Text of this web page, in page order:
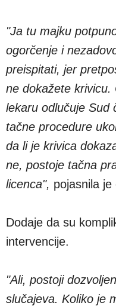
"Ja tu majku
ogorčenje i
preispitati, jer
ne dokažete krivicu.
lekaru odlučuje Sud
tačne procedure
da li je krivica
ne, postoje tačna
licenca", pojasnila je
Dodaje da su
intervencije.
"Ali, postoji
slučajeva. Koliko je